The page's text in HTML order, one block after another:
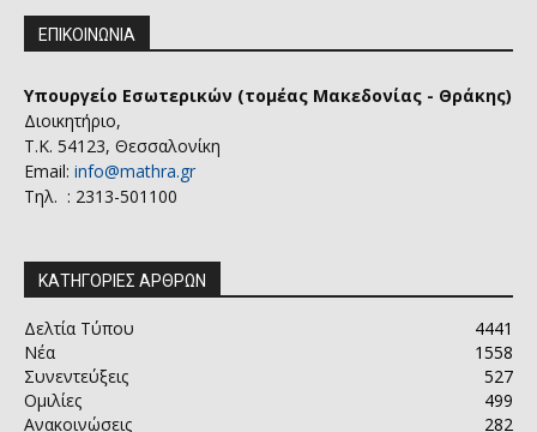
ΕΠΙΚΟΙΝΩΝΙΑ
Υπουργείο Εσωτερικών (τομέας Μακεδονίας - Θράκης)
Διοικητήριο,
Τ.Κ. 54123, Θεσσαλονίκη
Email: info@mathra.gr
Τηλ. : 2313-501100
ΚΑΤΗΓΟΡΙΕΣ ΑΡΘΡΩΝ
Δελτία Τύπου
4441
Νέα
1558
Συνεντεύξεις
527
Ομιλίες
499
Ανακοινώσεις
282